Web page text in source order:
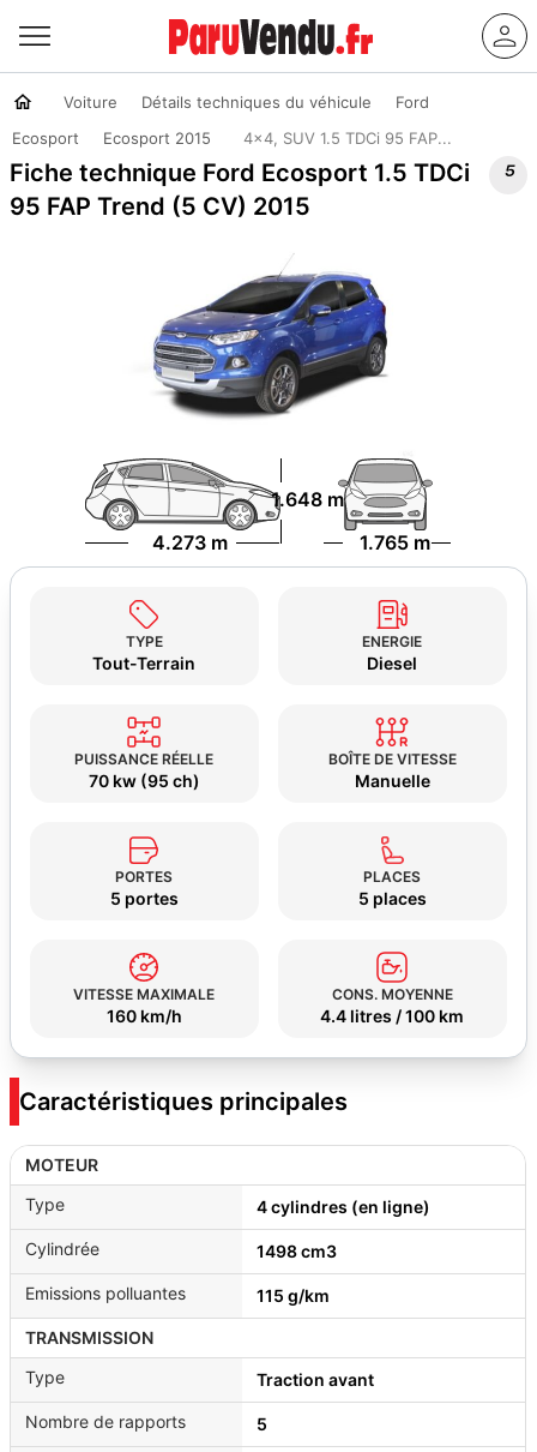
Voiture Détails techniques du véhicule
Ford
Ecosport
Ecosport 2015 4x4, SUV 1.5 TDCi 95 FAP...
Fiche technique Ford Ecosport 1.5 TDCi
95 FAP Trend (5 CV) 2015

4.273 m 1.765 m
1.648 m
TYPE
Tout-Terrain
ENERGIE
Diesel
PUISSANCE RÉELLE
70 kw (95 ch)
BOÎTE DE VITESSE
Manuelle
PORTES
5 portes
PLACES
5 places
VITESSE MAXIMALE
160 km/h
CONS. MOYENNE
4.4 litres / 100 km
Caractéristiques principales
MOTEUR
Type
4 cylindres (en ligne)
Cylindrée 1498 cm3
Emissions polluantes 115 g/km
TRANSMISSION
Type
Traction avant
Nombre de rapports 5